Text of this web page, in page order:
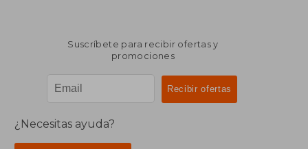
Suscríbete para recibir ofertas y
promociones
¿Necesitas ayuda?